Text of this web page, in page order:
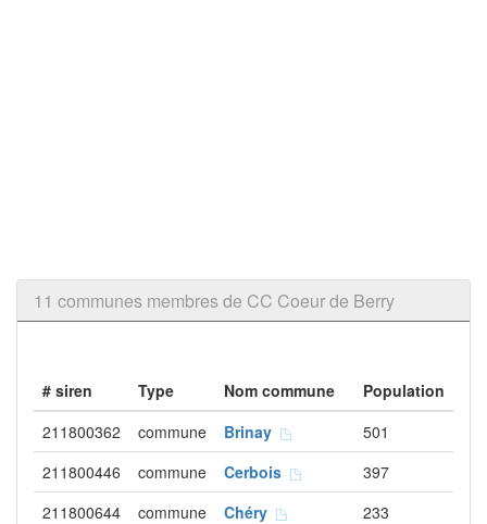
11 communes membres de CC Coeur de Berry
# siren Type Nom commune
Population
211800362
commune Brinay
501
211800446
commune Cerbois
397
211800644
commune Chéry
233